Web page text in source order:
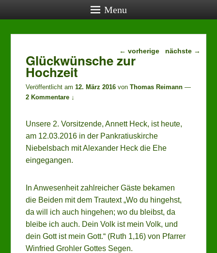
aktuelle Termine
27.08.2026, 19:00:
Vereinstreff (öffentlich)
24.09.2026, 19:00:
Vereinstreff (öffentlich)
24.10.2026, 14:00:
Mensch-ärgere-Dich-nicht-Turnier, Schwabentorhalle
Menu
Beitragsnavigation
← vorherige nächste →
Glückwünsche zur
Hochzeit
Veröffentlicht am12. März 2016 vonThomas Reimann —
2 Kommentare ↓
Unsere 2. Vorsitzende, Annett Heck, ist heute,
am 12.03.2016 in der Pankratiuskirche
Niebelsbach mit Alexander Heck die Ehe
eingegangen.
In Anwesenheit zahlreicher Gäste bekamen
die Beiden mit dem Trautext „Wo du hingehst,
da will ich auch hingehen; wo du bleibst, da
bleibe ich auch. Dein Volk ist mein Volk, und
dein Gott ist mein Gott.“ (Ruth 1,16) von Pfarrer
Winfried Grohler Gottes Segen.